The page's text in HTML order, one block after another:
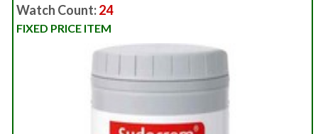
Watch Count:24
FIXED PRICE ITEM